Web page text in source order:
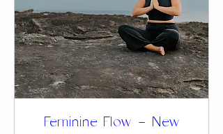
Feminine Flow – New